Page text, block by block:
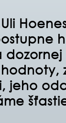
jeho